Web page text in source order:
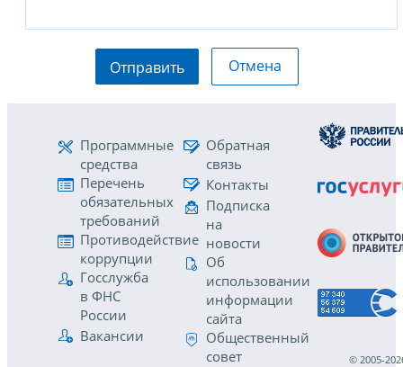
Отправить Отмена
Программные
средства
Перечень
обязательных
требований
Противодействие
коррупции
Госслужба
в ФНС
России
Вакансии
Обратная
связь
Контакты
Подписка
на
новости
Об
использовании
информации
сайта
Общественный
совет
© 2005-